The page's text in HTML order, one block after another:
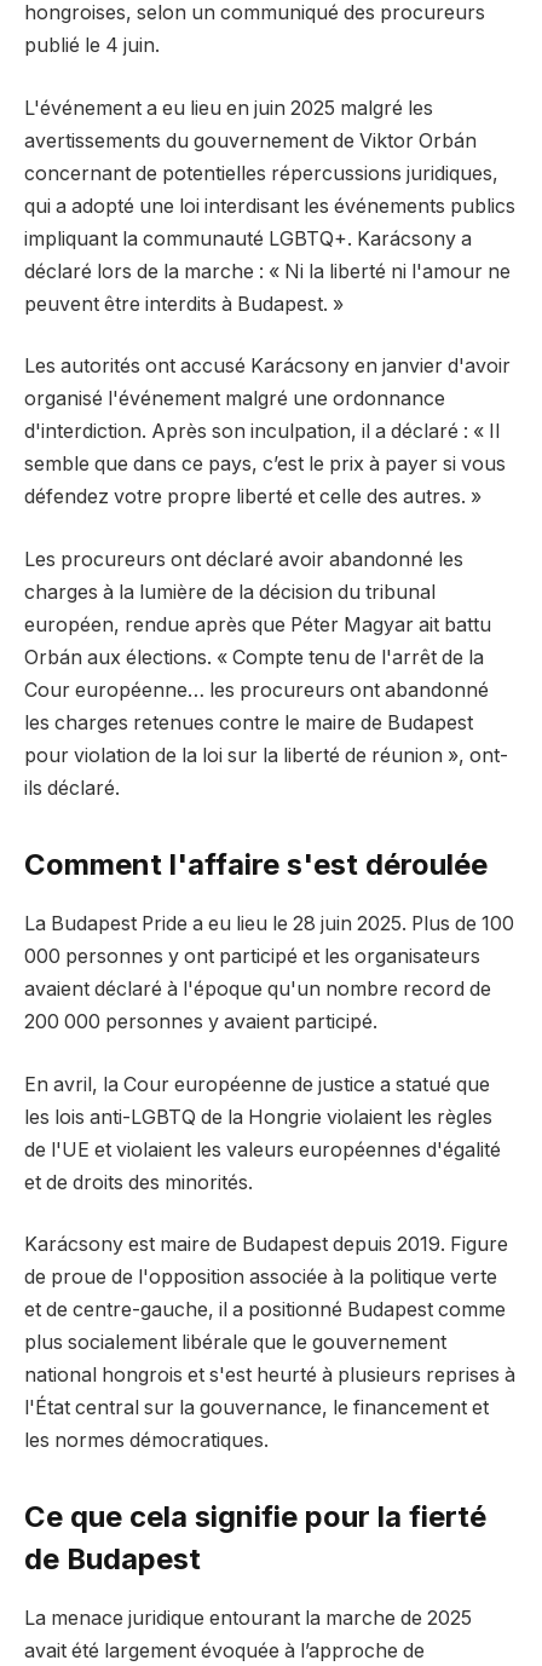
hongroises, selon un communiqué des procureurs
publié le 4 juin.
L'événement a eu lieu en juin 2025 malgré les
avertissements du gouvernement de Viktor Orbán
concernant de potentielles répercussions juridiques,
qui a adopté une loi interdisant les événements publics
impliquant la communauté LGBTQ+. Karácsony a
déclaré lors de la marche : « Ni la liberté ni l'amour ne
peuvent être interdits à Budapest. »
Les autorités ont accusé Karácsony en janvier d'avoir
organisé l'événement malgré une ordonnance
d'interdiction. Après son inculpation, il a déclaré : « Il
semble que dans ce pays, c’est le prix à payer si vous
défendez votre propre liberté et celle des autres. »
Les procureurs ont déclaré avoir abandonné les
charges à la lumière de la décision du tribunal
européen, rendue après que Péter Magyar ait battu
Orbán aux élections. « Compte tenu de l'arrêt de la
Cour européenne… les procureurs ont abandonné
les charges retenues contre le maire de Budapest
pour violation de la loi sur la liberté de réunion », ont-
ils déclaré.
Comment l'affaire s'est déroulée
La Budapest Pride a eu lieu le 28 juin 2025. Plus de 100
000 personnes y ont participé et les organisateurs
avaient déclaré à l'époque qu'un nombre record de
200 000 personnes y avaient participé.
En avril, la Cour européenne de justice a statué que
les lois anti-LGBTQ de la Hongrie violaient les règles
de l'UE et violaient les valeurs européennes d'égalité
et de droits des minorités.
Karácsony est maire de Budapest depuis 2019. Figure
de proue de l'opposition associée à la politique verte
et de centre-gauche, il a positionné Budapest comme
plus socialement libérale que le gouvernement
national hongrois et s'est heurté à plusieurs reprises à
l'État central sur la gouvernance, le financement et
les normes démocratiques.
Ce que cela signifie pour la fierté
de Budapest
La menace juridique entourant la marche de 2025
avait été largement évoquée à l’approche de